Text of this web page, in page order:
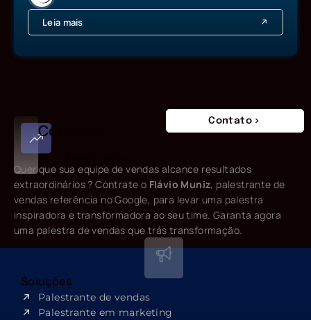
Leia mais
Contrate
Flávio Muniz
Contato
Quer que sua equipe de vendas alcance resultados
extraordinários ? Contrate o Flávio Muniz, palestrante de
vendas referência no Google, para levar uma palestra
inspiradora e transformadora ao seu time. Garanta agora
uma palestra de vendas que trás transformação.
Soluções
Palestrante de vendas
Palestrante em marketing